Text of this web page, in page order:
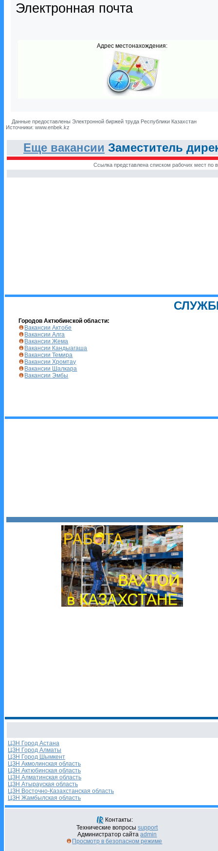
Электронная почта
Адрес местонахождения:
Данные предоставлены Электронной биржей труда Республики Казахстан
Источники: www.enbek.kz
Еще вакансии Заместитель
Ссылка представлена списком рабочих мест по
Городов Актюбинской области:
Вакансии Актобе
Вакансии Алга
Вакансии Жема
Вакансии Кандыагаша
Вакансии Темира
Вакансии Хромтау
Вакансии Шалкара
Вакансии Эмбы
ЦЗН Город Астана
ЦЗН Город Алматы
ЦЗН Город Шымкент
ЦЗН Акмолинская область
ЦЗН Актюбинская область
ЦЗН Алматинская область
ЦЗН Атырауская область
ЦЗН Восточно-Казахстанская область
ЦЗН Жамбылская область
Контакты:
Технические вопросыsupport
Администратор сайтаadmin
Просмотр в безопасном режиме